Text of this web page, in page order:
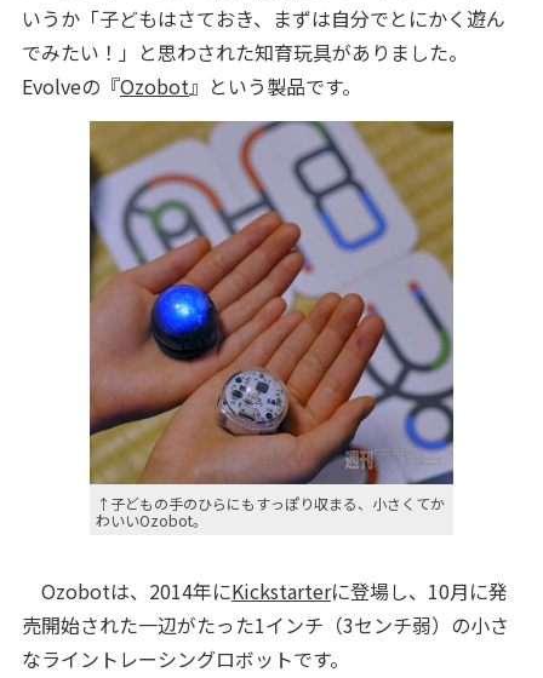
いうか「子どもはさておき、まずは自分でとにかく遊ん
でみたい！」と思わされた知育玩具がありました。
Evolveの『Ozobot』という製品です。
↑子どもの手のひらにもすっぽり収まる、小さくてか
わいいOzobot。
Ozobotは、2014年にKickstarterに登場し、10月に発
売開始された一辺がたった1インチ（3センチ弱）の小さ
なライントレーシングロボットです。